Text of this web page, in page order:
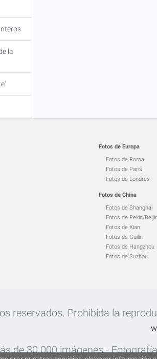
la
Fotos de Europa
Fotos de Roma
Fotos de París
Fotos de Londres
Fotos de China
Fotos de Shanghai
Fotos de Pekin/
Fotos de Xian
Fotos de Guilin
Fotos de Hangzhou
Fotos de Suzhou
reservados. Prohibida la
de 30.000 imágenes -